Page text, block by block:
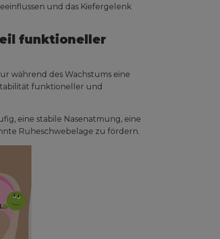
und das Kiefergelenk
funktioneller
während des Wachstums eine
funktioneller und
eine stabile Nasenatmung, eine
Ruheschwebelage zu fördern.